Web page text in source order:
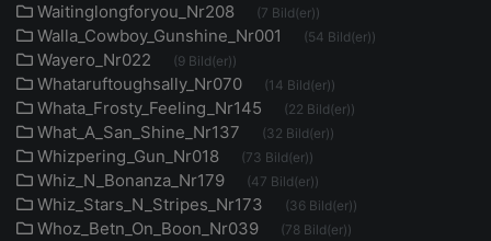
Waitinglongforyou_Nr208 (7 Bild(er))
Walla_Cowboy_Gunshine_Nr001 (54 Bild(er))
Wayero_Nr022 (9 Bild(er))
Whataruftoughsally_Nr070 (14 Bild(er))
Whata_Frosty_Feeling_Nr145 (22 Bild(er))
What_A_San_Shine_Nr137 (32 Bild(er))
Whizpering_Gun_Nr018 (73 Bild(er))
Whiz_N_Bonanza_Nr179 (47 Bild(er))
Whiz_Stars_N_Stripes_Nr173 (36 Bild(er))
Whoz_Betn_On_Boon_Nr039 (78 Bild(er))